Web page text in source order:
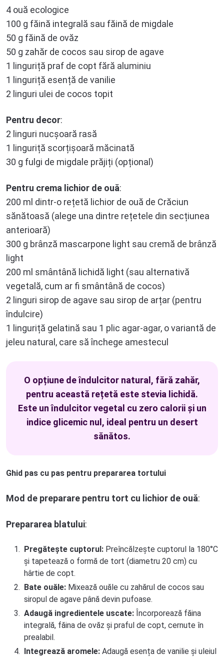
4 ouă ecologice
100 g făină integrală sau făină de migdale
50 g făină de ovăz
50 g zahăr de cocos sau sirop de agave
1 linguriță praf de copt fără aluminiu
1 linguriță esență de vanilie
2 linguri ulei de cocos topit
Pentru decor:
2 linguri nucșoară rasă
1 linguriță scorțișoară măcinată
30 g fulgi de migdale prăjiți (opțional)
Pentru crema lichior de ouă:
200 ml dintr-o rețetă lichior de ouă de Crăciun
sănătoasă (alege una dintre rețetele din secțiunea
anterioară)
300 g brânză mascarpone light sau cremă de brânză
light
200 ml smântână lichidă light (sau alternativă
vegetală, cum ar fi smântână de cocos)
2 linguri sirop de agave sau sirop de arțar (pentru
îndulcire)
1 linguriță gelatină sau 1 plic agar-agar, o variantă de
jeleu natural, care să închege amestecul
O opțiune de îndulcitor natural, fără zahăr,
pentru această rețetă este stevia lichidă.
Este un îndulcitor vegetal cu zero calorii și un
indice glicemic nul, ideal pentru un desert
sănătos.
Ghid pas cu pas pentru prepararea tortului
Mod de preparare pentru tort cu lichior de ouă:
Prepararea blatului:
Pregătește cuptorul: Preîncălzește cuptorul la 180°C
și tapetează o formă de tort (diametru 20 cm) cu
hârtie de copt.
Bate ouăle: Mixează ouăle cu zahărul de cocos sau
siropul de agave până devin pufoase.
Adaugă ingredientele uscate: Încorporează făina
integrală, făina de ovăz și praful de copt, cernute în
prealabil.
Integrează aromele: Adaugă esența de vanilie și uleiul